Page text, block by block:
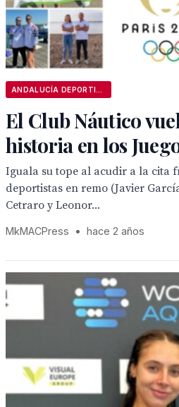
El Club Náutico
historia en los
Iguala su tope al acudir a la cita
deportistas en remo (Javier
Cetraro y Leonor...
MkMACPress • hace 2 años